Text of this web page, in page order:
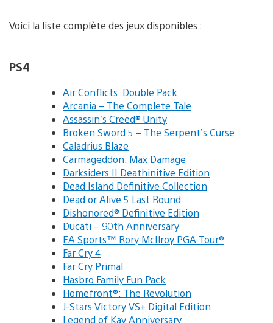
Voici la liste complète des jeux disponibles :
PS4
Air Conflicts: Double Pack
Arcania – The Complete Tale
Assassin’s Creed® Unity
Broken Sword 5 – The Serpent’s Curse
Caladrius Blaze
Carmageddon: Max Damage
Darksiders II Deathinitive Edition
Dead Island Definitive Collection
Dead or Alive 5 Last Round
Dishonored® Definitive Edition
Ducati – 90th Anniversary
EA Sports™ Rory McIlroy PGA Tour®
Far Cry 4
Far Cry Primal
Hasbro Family Fun Pack
Homefront®: The Revolution
J-Stars Victory VS+ Digital Edition
Legend of Kay Anniversary